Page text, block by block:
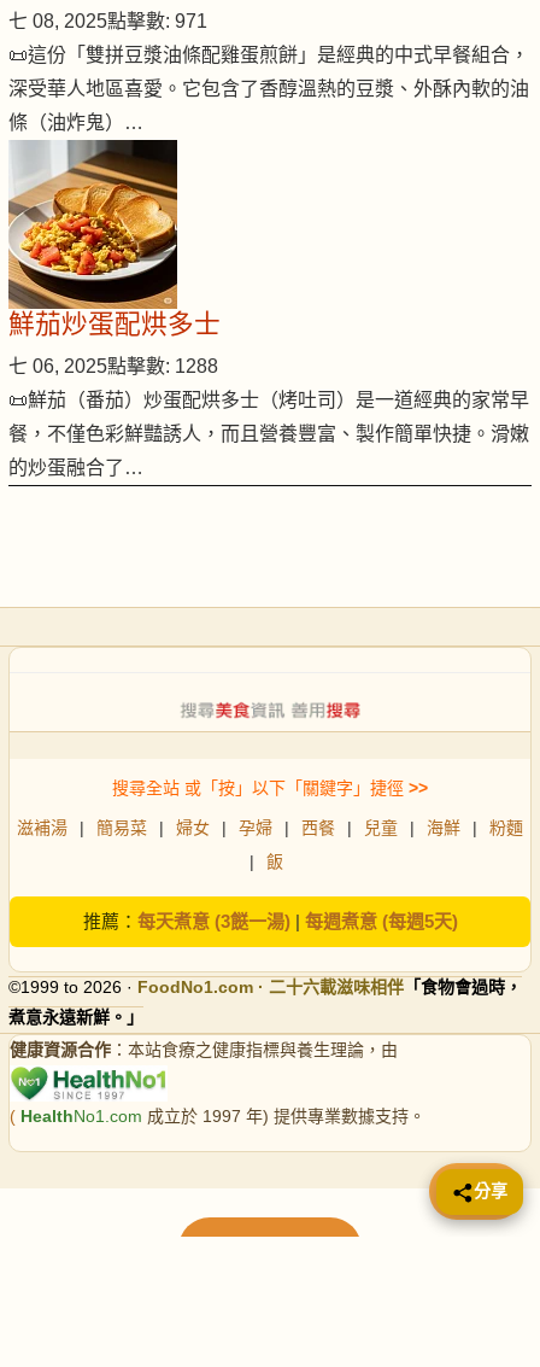
七 08, 2025點擊數: 971
📜這份「雙拼豆漿油條配雞蛋煎餅」是經典的中式早餐組合，
深受華人地區喜愛。它包含了香醇溫熱的豆漿、外酥內軟的油
條（油炸鬼）…
鮮茄炒蛋配烘多士
七 06, 2025點擊數: 1288
📜鮮茄（番茄）炒蛋配烘多士（烤吐司）是一道經典的家常早
餐，不僅色彩鮮豔誘人，而且營養豐富、製作簡單快捷。滑嫩
的炒蛋融合了…
搜尋全站 或「按」以下「關鍵字」捷徑 >>
滋補湯 | 簡易菜 | 婦女 | 孕婦 | 西餐 | 兒童 | 海鮮 |
粉麵
|
飯
推薦： 每天煮意 (3餸一湯)| 每週煮意 (每週5天)
©1999 to 2026 · FoodNo1.com · 二十六載滋味相伴 「食物會過時，
煮意永遠新鮮。」
健康資源合作 ：本站食療之健康指標與養生理論，由
( HealthNo1.com 成立於 1997 年) 提供專業數據支持。
📤 分享
分享